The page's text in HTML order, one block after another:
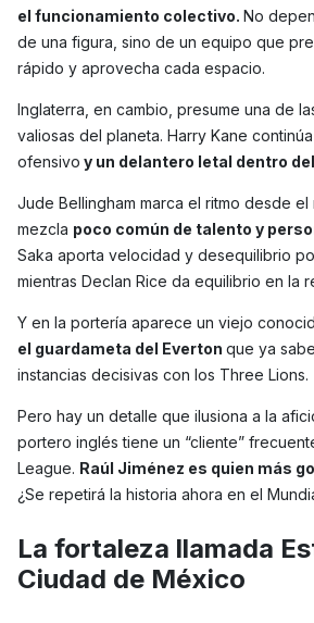
el funcionamiento colectivo. No
de una figura, sino de un equipo que
rápido y aprovecha cada espacio.
Inglaterra, en cambio, presume una de
valiosas del planeta. Harry Kane
ofensivo y un delantero letal dentro
Jude Bellingham marca el ritmo desde
mezcla poco común de talento y
Saka aporta velocidad y desequilibrio
mientras Declan Rice da equilibrio en la
Y en la portería aparece un viejo
el guardameta del Everton que ya
instancias decisivas con los Three Lions.
Pero hay un detalle que ilusiona a la
portero inglés tiene un “cliente”
League. Raúl Jiménez es quien más
¿Se repetirá la historia ahora en el
La fortaleza llamada
Ciudad de México